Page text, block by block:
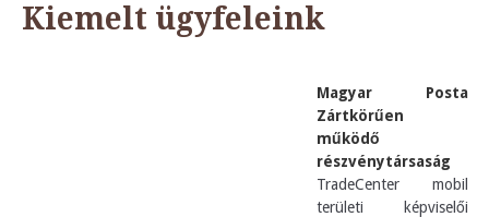
Kiemelt ügyfeleink
Magyar Posta
Zártkörűen
működő
részvénytársaság
TradeCenter mobil
területi képviselői